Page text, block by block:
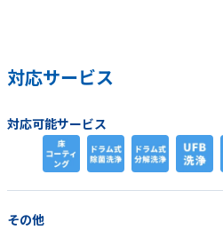
対応サービス
対応可能サービス
その他